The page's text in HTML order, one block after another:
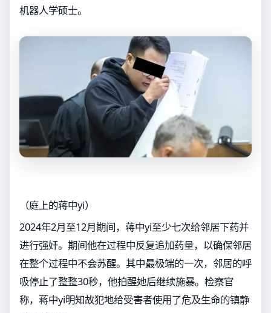
机器人学硕士。
（庭上的蒋中yi）
2024年2月至12月期间，蒋中yi至少七次给邻居下药并
进行强奸。期间他在过程中反复追加药量，以确保邻居
在整个过程中不会苏醒。其中最极端的一次，邻居的呼
吸停止了整整30秒，他拍醒她后继续施暴。检察官
称，蒋中yi明知故犯地给受害者使用了危及生命的镇静